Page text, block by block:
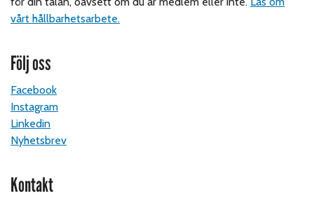
vårt hållbarhetsarbete.
Följ oss
Facebook
Instagram
Linkedin
Nyhetsbrev
Kontakt